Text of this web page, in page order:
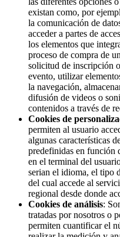
existan como, por
la comunicación de
acceder a partes de
los elementos que
proceso de compra de
solicitud de inscripción
evento, utilizar
la navegación,
difusión de videos o
contenidos a través de
Cookies de
permiten al usuario
algunas características
predefinidas en función
en el terminal del
serian el idioma, el tipo
del cual accede al
regional desde donde
Cookies de análisis:
tratadas por nosotros o
permiten cuantificar el